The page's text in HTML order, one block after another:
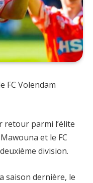
FC Volendam
retour parmi l’élite
et le FC
division.
saison dernière, le